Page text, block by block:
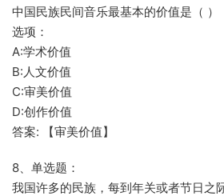
中国民族民间音乐最基本的价值是（ ）
选项：
A:学术价值
B:人文价值
C:审美价值
D:创作价值
答案: 【审美价值】
8、单选题：
我国许多的民族，每到年关或者节日之